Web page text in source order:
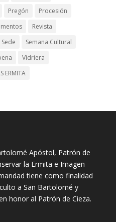
Pregón
Procesión
Revista
Sede
Semana Cultural
Vidriera
ERMITA
Apóstol, Patrón de
la Ermita e Imagen
tiene como finalidad
a San Bartolomé y
honor al Patrón de Cieza.